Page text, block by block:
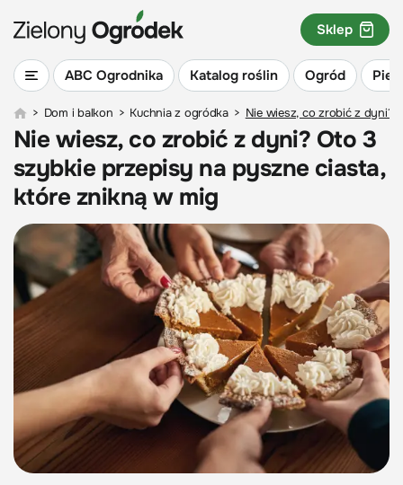
ABC Ogrodnika Katalog roślin Ogród
Sklep
> Dom i balkon > Kuchnia z ogródka > Nie wiesz, co zrobić z dyni?
Nie wiesz, co zrobić z dyni? Oto 3
szybkie przepisy na pyszne ciasta,
które znikną w mig